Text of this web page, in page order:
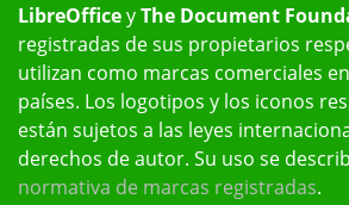
LibreOfficeyThe Document
registradas de sus propietarios
utilizan como marcas comerciales
países. Los logotipos y los iconos
están sujetos a las leyes
derechos de autor. Su uso se
normativa de marcas registradas.